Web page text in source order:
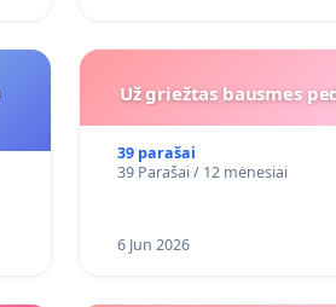
Už griežtas bausmes
39 parašai
39 Parašai / 12 mėnesiai
6 Jun 2026